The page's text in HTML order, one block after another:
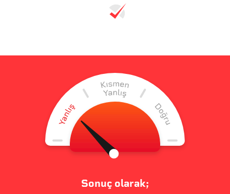
Sonuç olarak;